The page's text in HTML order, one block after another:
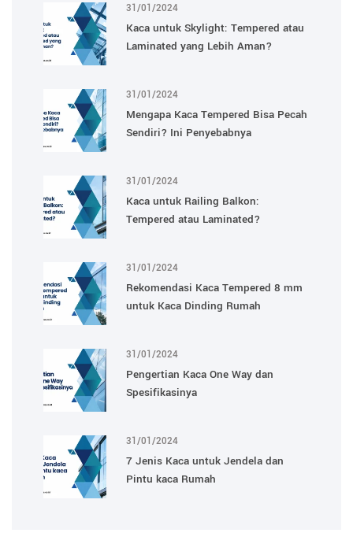
31/01/2024
Kaca untuk Skylight: Tempered atau
Laminated yang Lebih Aman?
31/01/2024
Mengapa Kaca Tempered Bisa Pecah
Sendiri? Ini Penyebabnya
31/01/2024
Kaca untuk Railing Balkon:
Tempered atau Laminated?
31/01/2024
Rekomendasi Kaca Tempered 8 mm
untuk Kaca Dinding Rumah
31/01/2024
Pengertian Kaca One Way dan
Spesifikasinya
31/01/2024
7 Jenis Kaca untuk Jendela dan
Pintu kaca Rumah